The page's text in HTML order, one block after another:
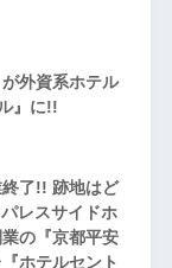
外資系ホテル
』に!!
終了!! 跡地はど
レスサイドホ
の『京都平安
ホテルセント